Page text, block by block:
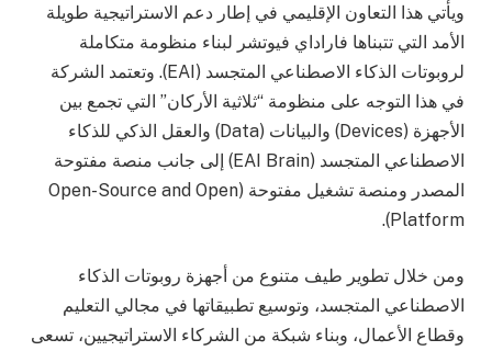
ويأتي هذا التعاون الإقليمي في إطار دعم الاستراتيجية طويلة
الأمد التي تتبناها فاراداي فيوتشر لبناء منظومة متكاملة
لروبوتات الذكاء الاصطناعي المتجسد (EAI). وتعتمد الشركة
في هذا التوجه على منظومة “ثلاثية الأركان” التي تجمع بين
الأجهزة (Devices) والبيانات (Data) والعقل الذكي للذكاء
الاصطناعي المتجسد (EAI Brain) إلى جانب منصة مفتوحة
المصدر ومنصة تشغيل مفتوحة (Open-Source and Open
Platform).
ومن خلال تطوير طيف متنوع من أجهزة روبوتات الذكاء
الاصطناعي المتجسد، وتوسيع تطبيقاتها في مجالي التعليم
وقطاع الأعمال، وبناء شبكة من الشركاء الاستراتيجيين، تسعى